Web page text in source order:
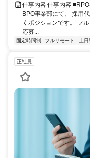
仕事内容 仕事内容
BPO事業部にて、 採用
くポジションです。 フ
応募...
固定時間制 フルリモート 土日
正社員